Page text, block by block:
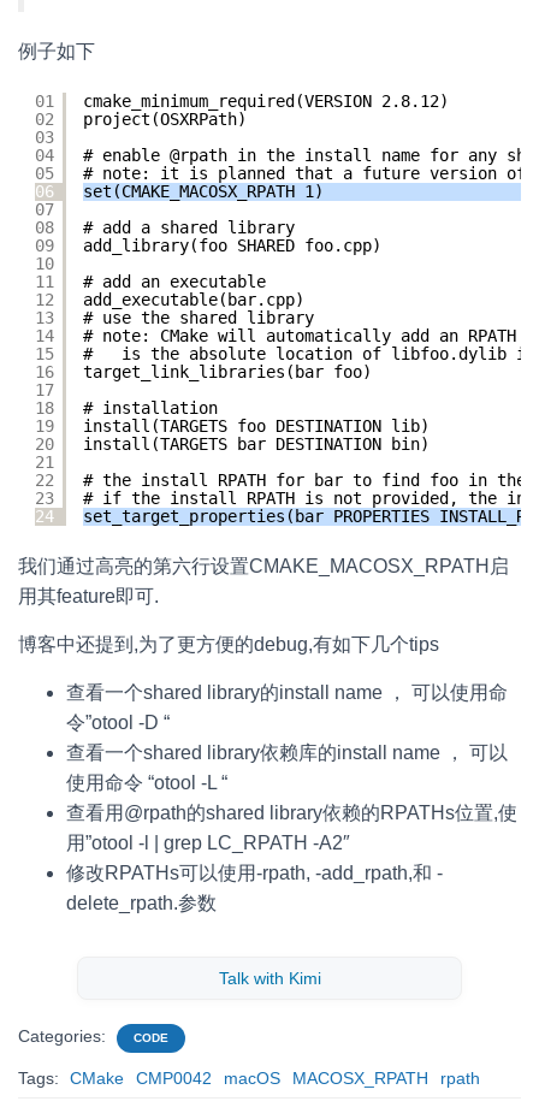
例子如下
01
02
03
04
05
06
07
08
09
10
11
12
13
14
15
16
17
18
19
20
21
22
23
24
cmake_minimum_required(VERSION 2.8.12)
project(OSXRPath)
# enable @rpath in the install name for any
# note: it is planned that a future version of
set(CMAKE_MACOSX_RPATH 1)
# add a shared library
add_library(foo SHARED foo.cpp)
# add an executable
add_executable(bar.cpp)
# use the shared library
# note: CMake will automatically add an
#   is the absolute location of libfoo.dylib
target_link_libraries(bar foo)
# installation
install(TARGETS foo DESTINATION lib)
install(TARGETS bar DESTINATION bin)
# the install RPATH for bar to find foo in
# if the install RPATH is not provided, the
set_target_properties(bar PROPERTIES
我们通过高亮的第六行设置CMAKE_MACOSX_RPATH启
用其feature即可.
博客中还提到,为了更方便的debug,有如下几个tips
查看一个shared library的install name ， 可以使用命
令”otool -D “
查看一个shared library依赖库的install name ， 可以
使用命令 “otool -L “
查看用@rpath的shared library依赖的RPATHs位置,使
用”otool -l | grep LC_RPATH -A2″
修改RPATHs可以使用-rpath, -add_rpath,和 -
delete_rpath.参数
Talk with Kimi
Categories: CODE
Tags: CMake CMP0042 macOS MACOSX_RPATH rpath